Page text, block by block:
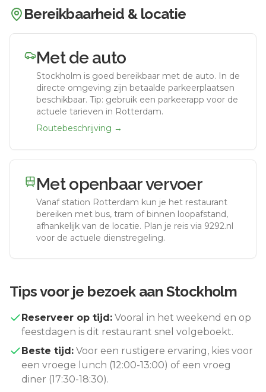
Bereikbaarheid & locatie
Met de auto
Stockholm is goed bereikbaar met de auto. In de
directe omgeving zijn betaalde parkeerplaatsen
beschikbaar. Tip: gebruik een parkeerapp voor de
actuele tarieven in Rotterdam.
Routebeschrijving →
Met openbaar vervoer
Vanaf station Rotterdam kun je het restaurant
bereiken met bus, tram of binnen loopafstand,
afhankelijk van de locatie. Plan je reis via 9292.nl
voor de actuele dienstregeling.
Tips voor je bezoek aan Stockholm
Reserveer op tijd: Vooral in het weekend en op
feestdagen is dit restaurant snel volgeboekt.
Beste tijd: Voor een rustigere ervaring, kies voor
een vroege lunch (12:00-13:00) of een vroeg
diner (17:30-18:30).